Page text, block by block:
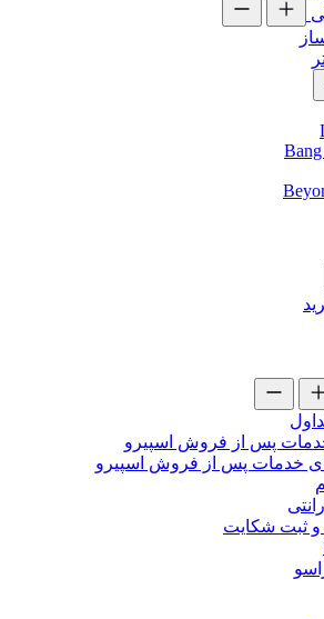
خدمات پس از فروش اسپیرو
خدمات پس از فروش اسپیرو
ثبت شکایت